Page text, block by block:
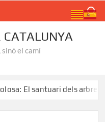
CATALUNYA
el camí
santuari dels arbres